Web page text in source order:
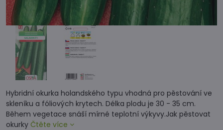
Hybridní okurka holandského typu vhodná pro pěstování ve
skleníku a fóliových krytech. Délka plodu je 30 - 35 cm.
Během vegetace snáší mírné teplotní výkyvy.Jak pěstovat
okurky Čtěte více